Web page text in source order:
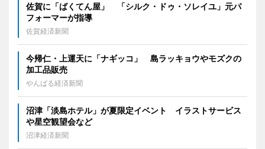
佐賀に「ばくてん屋」 「シルク・ドゥ・ソレイユ」元パ
フォーマーが指導
佐賀経済新聞
今帰仁・上運天に「ナギッコ」 島ラッキョウやモズクの
加工品販売
やんばる経済新聞
沼津「淡島ホテル」が夏限定イベント イラストサービス
や星空観望会など
沼津経済新聞